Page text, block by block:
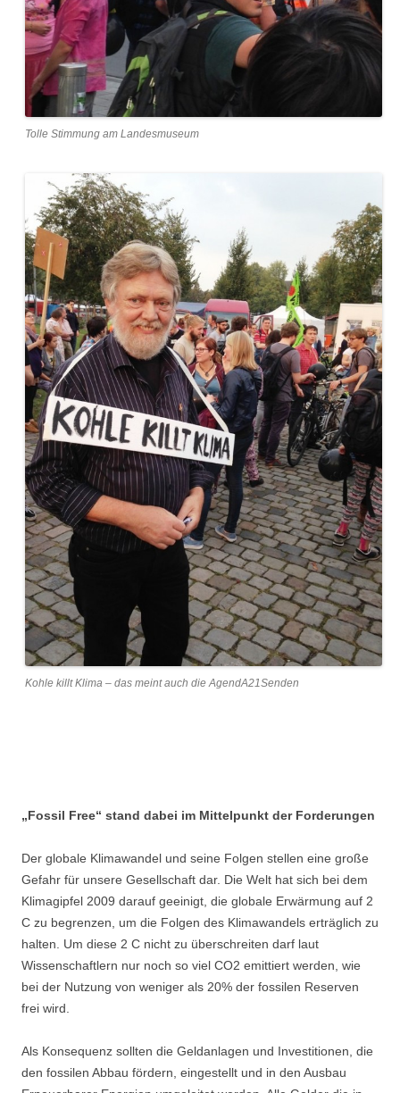
Tolle Stimmung am Landesmuseum
Kohle killt Klima – das meint auch die AgendA21Senden
„Fossil Free“ stand dabei im Mittelpunkt der Forderungen
Der globale Klimawandel und seine Folgen stellen eine große
Gefahr für unsere Gesellschaft dar. Die Welt hat sich bei dem
Klimagipfel 2009 darauf geeinigt, die globale Erwärmung auf 2
C zu begrenzen, um die Folgen des Klimawandels erträglich zu
halten. Um diese 2 C nicht zu überschreiten darf laut
Wissenschaftlern nur noch so viel CO2 emittiert werden, wie
bei der Nutzung von weniger als 20% der fossilen Reserven
frei wird.
Als Konsequenz sollten die Geldanlagen und Investitionen, die
den fossilen Abbau fördern, eingestellt und in den Ausbau